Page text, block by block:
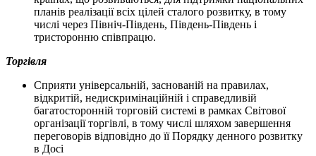
планів реалізації всіх цілей сталого розвитку, в тому
числі через Північ-Південь, Південь-Південь і
тристоронню співпрацю.
Торгівля
Сприяти універсальній, заснованій на правилах,
відкритій, недискримінаційній і справедливій
багатосторонній торговій системі в рамках Світової
організації торгівлі, в тому числі шляхом завершення
переговорів відповідно до її Порядку денного розвитку
в Досі